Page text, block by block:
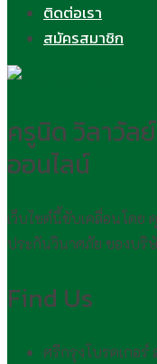
ติดต่อเรา
สมัครสมาชิก
ครูนิด วิลาวัล
ออนไลน์
เว็บไซต์นี้ขับเคลื่อนโด
ประกันวินาศภัย ของบริ
Find Us
ศรีกรุงโบรคเกอ